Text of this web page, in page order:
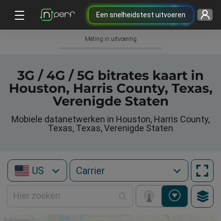
Een snelheidstest uitvoeren
Meting in uitvoering
3G / 4G / 5G bitrates kaart in
Houston, Harris County, Texas,
Verenigde Staten
Mobiele datanetwerken in Houston, Harris County,
Texas, Texas, Verenigde Staten
US